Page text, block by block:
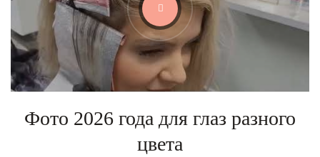
Фото 2026 года для глаз разного
цвета